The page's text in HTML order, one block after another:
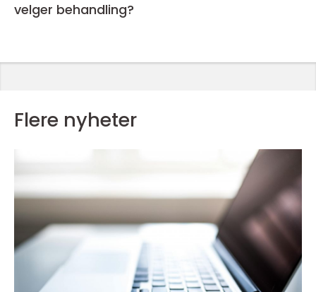
velger behandling?
Flere nyheter